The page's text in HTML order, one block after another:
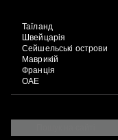
Таїланд
Швейцарія
Сейшельські острови
Маврикій
Франція
ОАЕ